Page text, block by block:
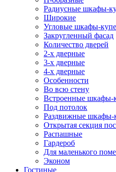
Радиусные шкафы-
Широкие
Угловые шкафы-купе
Закругленный фасад
Количество дверей
2-х дверные
3-х дверные
4-х дверные
Особенности
Во всю стену
Встроенные шкафы-
Под потолок
Раздвижные шкафы-
Открытая секция
Распашные
Гардероб
Для маленького
Эконом
Гостиные